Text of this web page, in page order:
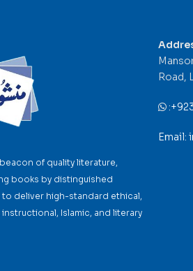
of quality literature,
books by distinguished
to deliver high-standard ethical,
Islamic, and literary
Road,
:
Email: